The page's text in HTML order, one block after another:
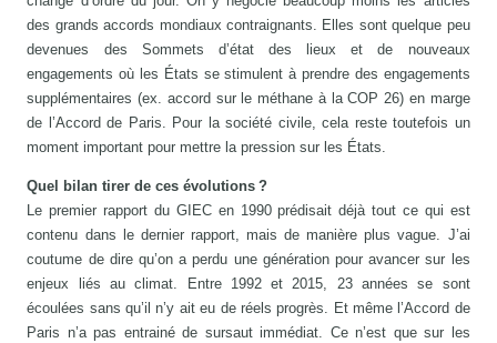
des grands accords mondiaux contraignants. Elles sont quelque peu
devenues des Sommets d’état des lieux et de nouveaux
engagements où les États se stimulent à prendre des engagements
supplémentaires (ex. accord sur le méthane à la COP 26) en marge
de l’Accord de Paris. Pour la société civile, cela reste toutefois un
moment important pour mettre la pression sur les États.
Quel bilan tirer de ces évolutions ?
Le premier rapport du GIEC en 1990 prédisait déjà tout ce qui est
contenu dans le dernier rapport, mais de manière plus vague. J’ai
coutume de dire qu’on a perdu une génération pour avancer sur les
enjeux liés au climat. Entre 1992 et 2015, 23 années se sont
écoulées sans qu’il n’y ait eu de réels progrès. Et même l’Accord de
Paris n’a pas entrainé de sursaut immédiat. Ce n’est que sur les